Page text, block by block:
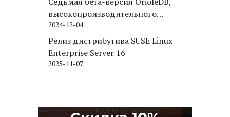
высокопроизводительного
движка хранения для PostgreSQL
2024-12-04
Релиз дистрибутива SUSE Linux
Enterprise Server 16
2025-11-07